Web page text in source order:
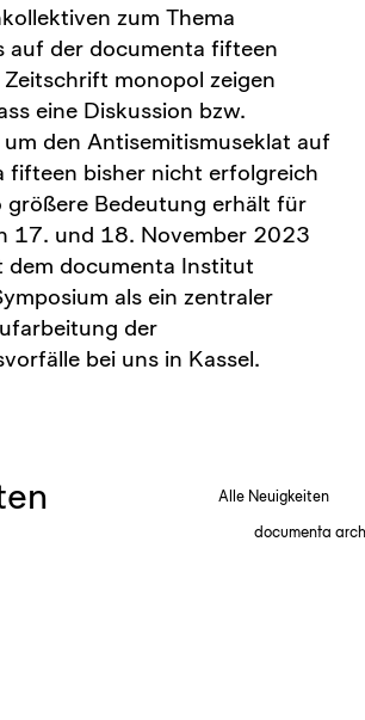
zum Thema
auf der documenta fifteen
monopol zeigen
eine Diskussion bzw.
den Antisemitismuseklat auf
fifteen bisher nicht erfolgreich
größere Bedeutung erhält für
17. und 18. November 2023
dem documenta Institut
als ein zentraler
der
bei uns in Kassel.
Alle Neuigkeiten
documenta